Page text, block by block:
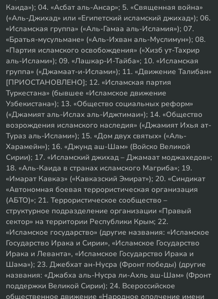
Каида»); 04. «Асбат аль-Ансар»; 5. «Священная война»
(«Аль-Джихад» или «Египетский исламский джихад»); 06.
«Исламская группа» («Аль-Гамаа аль-Исламия»); 07.
«Братья-мусульмане» («Аль-Ихван аль-Муслимун»); 08.
«Партия исламского освобождения» («Хизб ут-Тахрир
аль-Ислами»); 09. «Лашкар-И-Тайба»; 10. «Исламская
группа» («Джамаат-и-Ислами»); 11. «Движение Талибан»
[ПРИОСТАНОВЛЕНО]; 12. «Исламская партия
Туркестана» (бывшее «Исламское движение
Узбекистана»); 13. «Общество социальных реформ»
(«Джамият аль-Ислах аль-Иджтимаи»); 14. «Общество
возрождения исламского наследия» («Джамият Ихья ат-
Тураз аль-Ислами»); 15. «Дом двух святых» («Аль-
Харамейн»); 16. «Джунд аш-Шам» (Войско Великой
Сирии); 17. «Исламский джихад – Джамаат моджахедов»;
18. «Аль-Каида в странах исламского Магриба»; 19.
«Имарат Кавказ» («Кавказский Эмират»); 20. «Синдикат
«Автономная боевая террористическая организация
(АБТО)»; 21. Террористическое сообщество –
структурное подразделение организации «Правый
сектор» на территории Республики Крым; 22.
«Исламское государство» (другие названия: «Исламское
Государство Ирака и Сирии», «Исламское Государство
Ирака и Леванта», «Исламское Государство Ирака и
Шама»); 23. Джебхат ан-Нусра (Фронт победы) (другие
названия: «Джабха аль-Нусра ли-Ахль аш-Шам» (Фронт
поддержки Великой Сирии); 24. Всероссийское
общественное движение «Народное ополчение имени